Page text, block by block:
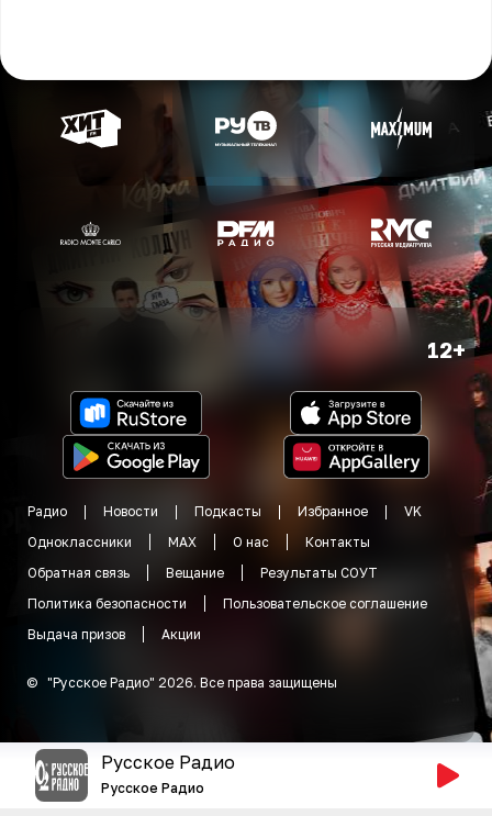
12+
Радио Новости Подкасты Избранное
VK
Одноклассники
MAX О нас
Контакты
Обратная связь
Вещание
Результаты СОУТ
Политика безопасности
Пользовательское соглашение
Выдача призов
Акции
© "Русское Радио" 2026. Все права защищены
Русское Радио
Русское Радио